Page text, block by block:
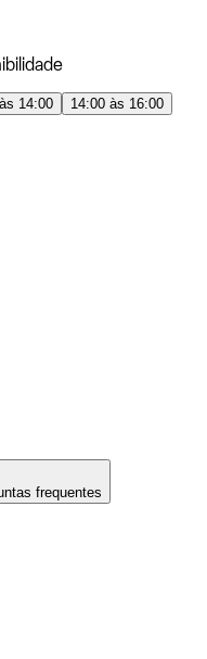
14:00
14:00 às 16:00
frequentes